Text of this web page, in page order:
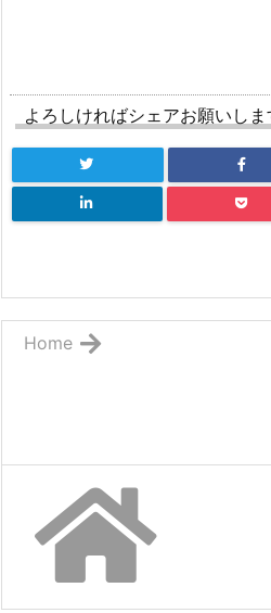
よろしければシェアお願いしま
Home